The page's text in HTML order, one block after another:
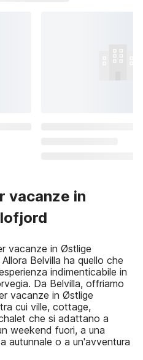
vacanze in
vacanze in Østlige
Belvilla ha quello che
indimenticabile in
Da Belvilla, offriamo
vacanze in Østlige
cui ville, cottage,
che si adattano a
weekend fuori, a una
autunnale o a un'avventura